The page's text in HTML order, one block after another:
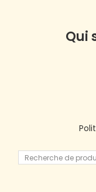
Qui